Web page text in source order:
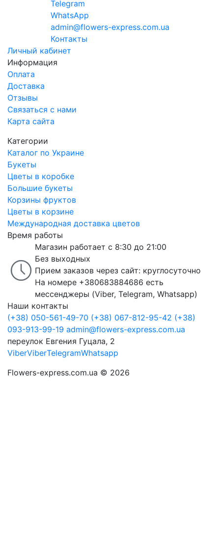
Telegram
WhatsApp
admin@flowers-express.com.ua
Контакты
Личный кабинет
Информация
Оплата
Доставка
Отзывы
Связаться с нами
Карта сайта
Категории
Каталог по Украине
Букеты
Цветы в коробке
Большие букеты
Корзины фруктов
Цветы в корзине
Международная доставка цветов
Время работы
Магазин работает с 8:30 до 21:00
Без выходных
Прием заказов через сайт: круглосуточно
На номере +380683884686 есть
мессенджеры (Viber, Telegram, Whatsapp)
Наши контакты
(+38) 050-561-49-70 (+38) 067-812-95-42 (+38)
093-913-99-19 admin@flowers-express.com.ua
переулок Евгения Гуцала, 2
ViberViberTelegramWhatsapp
Flowers-express.com.ua © 2026